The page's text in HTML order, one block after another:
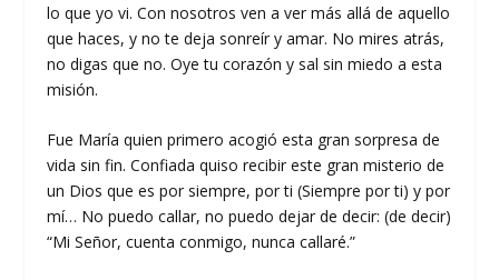
lo que yo vi. Con nosotros ven a ver más allá de aquello
que haces, y no te deja sonreír y amar. No mires atrás,
no digas que no. Oye tu corazón y sal sin miedo a esta
misión.
Fue María quien primero acogió esta gran sorpresa de
vida sin fin. Confiada quiso recibir este gran misterio de
un Dios que es por siempre, por ti (Siempre por ti) y por
mí… No puedo callar, no puedo dejar de decir: (de decir)
“Mi Señor, cuenta conmigo, nunca callaré.”